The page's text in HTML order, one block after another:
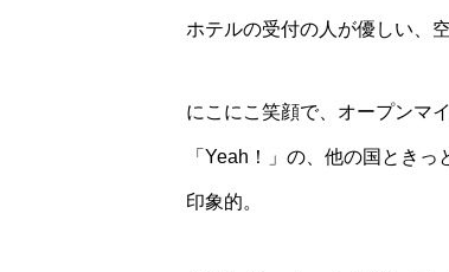
ホテルの受付の人が優しい、
にこにこ笑顔で、オープンマイ
「Yeah！」の、他の国とき
印象的。